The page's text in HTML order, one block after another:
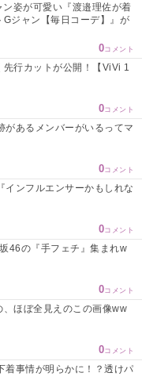
ン姿が可愛い『渡邉理佐が着
ジャン【毎日コーデ】』が
0コメント
行カットが公開！【ViVi 1
0コメント
があるメンバーがいるってマ
0コメント
インフルエンサーかもしれな
0コメント
46の『手フェチ』集まれw
0コメント
、ほぼ全見えのこの画像ww
0コメント
着事情が明らかに！？透けパ